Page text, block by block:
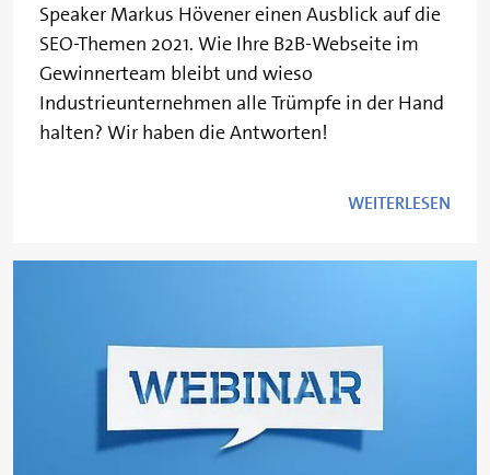
Speaker Markus Hövener einen Ausblick auf die
SEO-Themen 2021. Wie Ihre B2B-Webseite im
Gewinnerteam bleibt und wieso
Industrieunternehmen alle Trümpfe in der Hand
halten? Wir haben die Antworten!
WEITERLESEN